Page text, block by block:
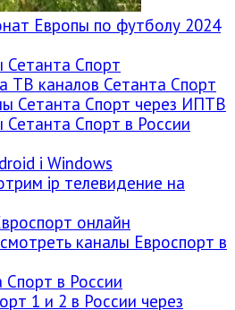
Европы по футболу 2024
ТВ каналов Сетанта Спорт
Сетанта Спорт в России
ip телевидение на
каналы Евроспорт в
1 и 2 в России через